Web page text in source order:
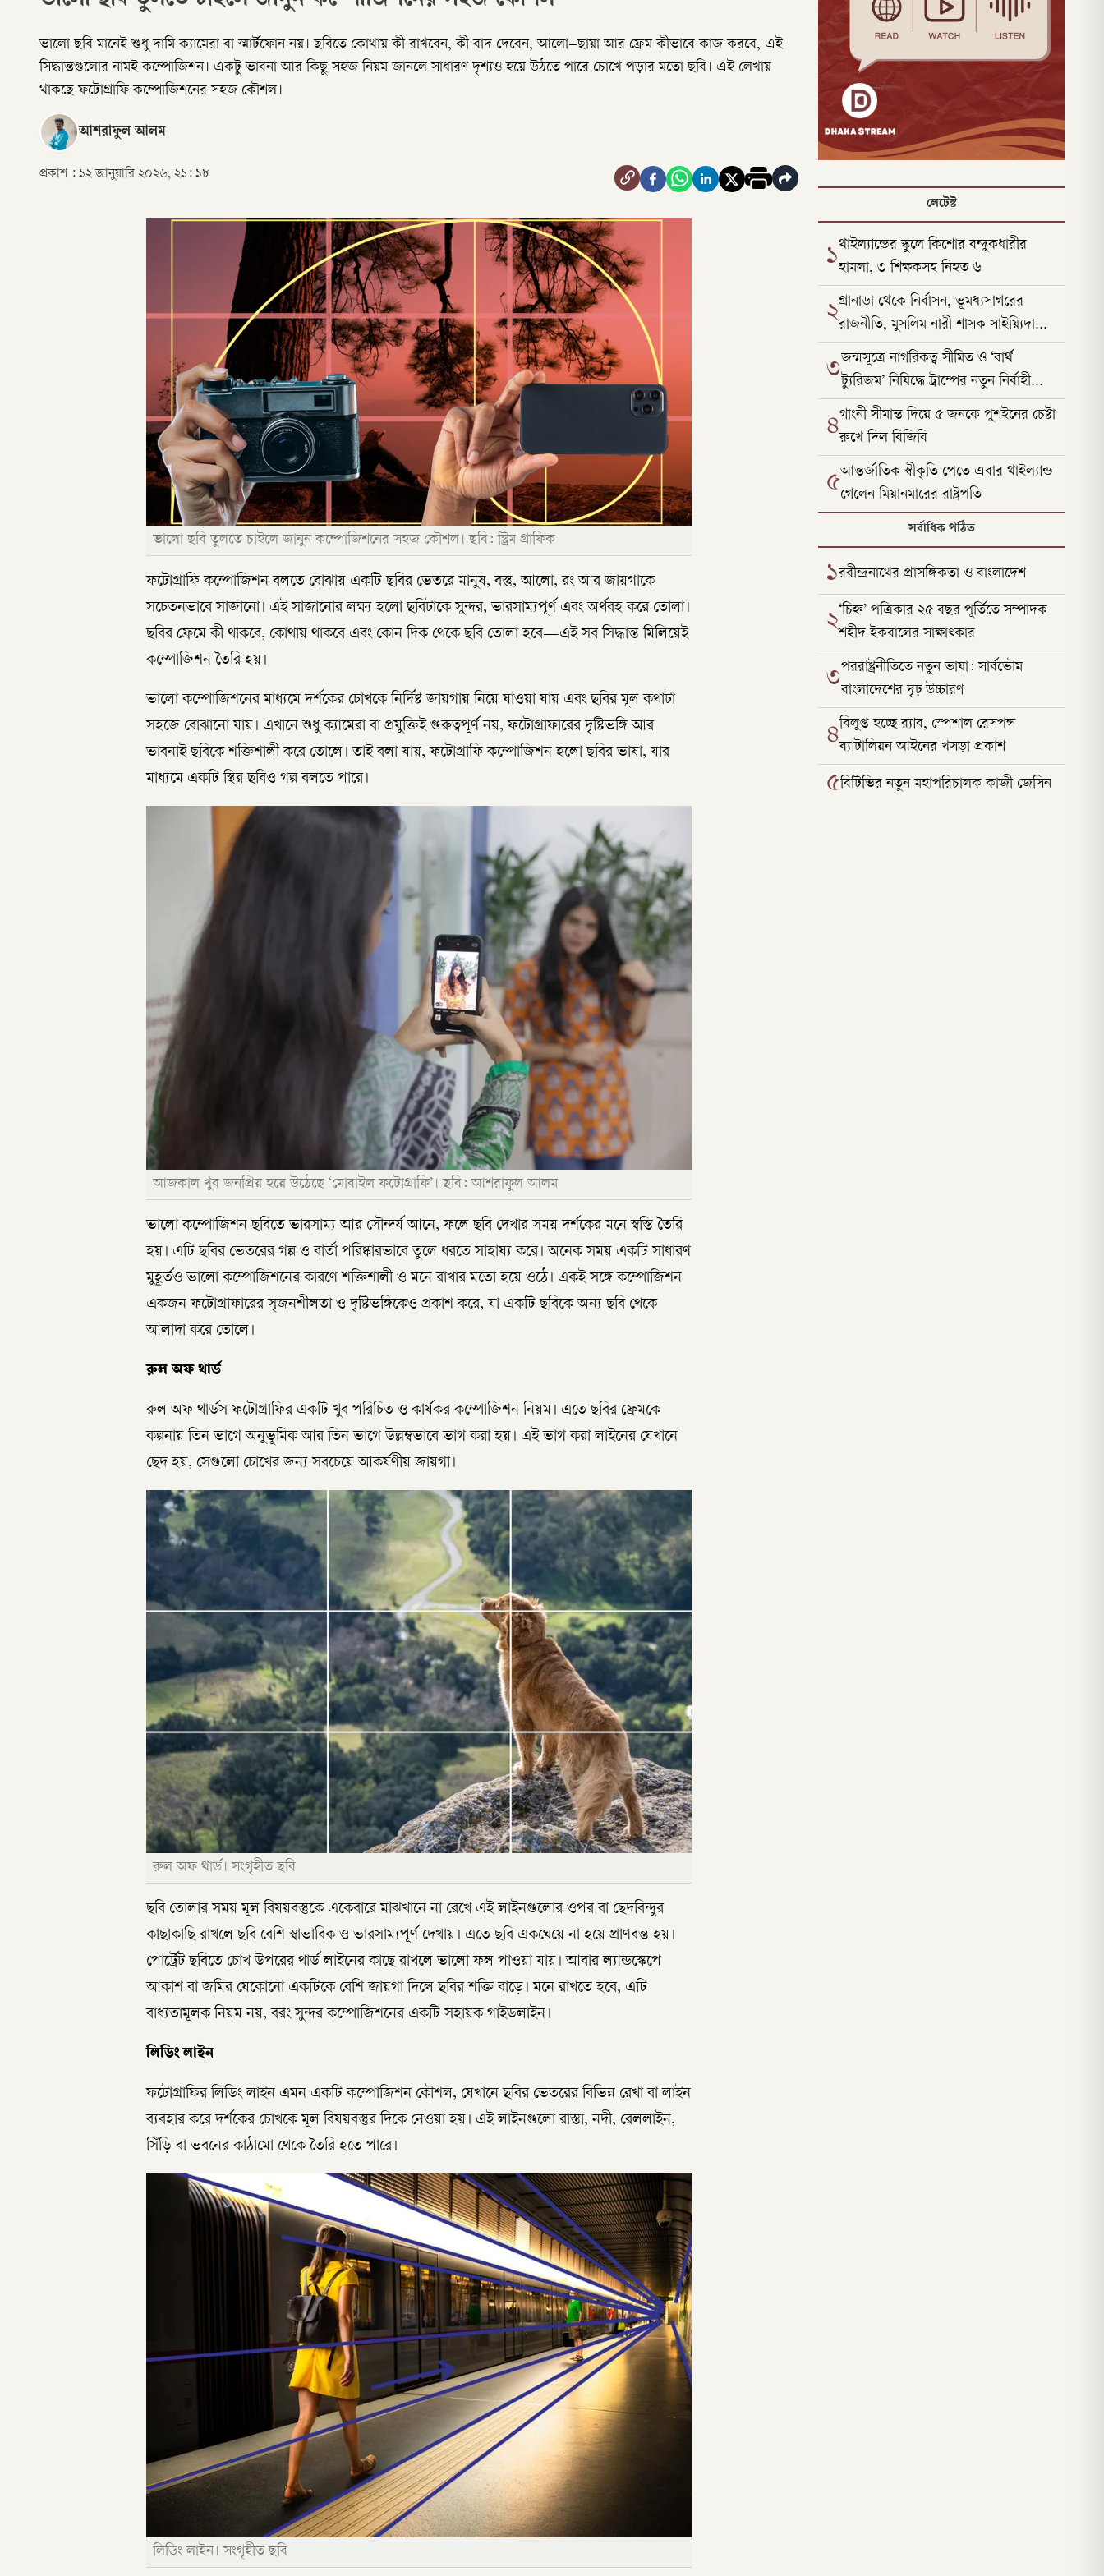
ভালো ছবি মানেই শুধু দামি ক্যামেরা বা স্মার্টফোন নয়। ছবিতে কোথায় কী রাখবেন, কী বাদ দেবেন, আলো–ছায়া আর ফ্রেম কীভাবে কাজ করবে, এই
সিদ্ধান্তগুলোর নামই কম্পোজিশন। একটু ভাবনা আর কিছু সহজ নিয়ম জানলে সাধারণ দৃশ্যও হয়ে উঠতে পারে চোখে পড়ার মতো ছবি। এই লেখায়
থাকছে ফটোগ্রাফি কম্পোজিশনের সহজ কৌশল।
আশরাফুল আলম
প্রকাশ : ১২ জানুয়ারি ২০২৬, ২১: ১৮
ভালো ছবি তুলতে চাইলে জানুন কম্পোজিশনের সহজ কৌশল। ছবি: স্ট্রিম গ্রাফিক
ফটোগ্রাফি কম্পোজিশন বলতে বোঝায় একটি ছবির ভেতরে মানুষ, বস্তু, আলো, রং আর জায়গাকে
সচেতনভাবে সাজানো। এই সাজানোর লক্ষ্য হলো ছবিটাকে সুন্দর, ভারসাম্যপূর্ণ এবং অর্থবহ করে তোলা।
ছবির ফ্রেমে কী থাকবে, কোথায় থাকবে এবং কোন দিক থেকে ছবি তোলা হবে—এই সব সিদ্ধান্ত মিলিয়েই
কম্পোজিশন তৈরি হয়।
ভালো কম্পোজিশনের মাধ্যমে দর্শকের চোখকে নির্দিষ্ট জায়গায় নিয়ে যাওয়া যায় এবং ছবির মূল কথাটা
সহজে বোঝানো যায়। এখানে শুধু ক্যামেরা বা প্রযুক্তিই গুরুত্বপূর্ণ নয়, ফটোগ্রাফারের দৃষ্টিভঙ্গি আর
ভাবনাই ছবিকে শক্তিশালী করে তোলে। তাই বলা যায়, ফটোগ্রাফি কম্পোজিশন হলো ছবির ভাষা, যার
মাধ্যমে একটি স্থির ছবিও গল্প বলতে পারে।
আজকাল খুব জনপ্রিয় হয়ে উঠেছে ‘মোবাইল ফটোগ্রাফি’। ছবি: আশরাফুল আলম
ভালো কম্পোজিশন ছবিতে ভারসাম্য আর সৌন্দর্য আনে, ফলে ছবি দেখার সময় দর্শকের মনে স্বস্তি তৈরি
হয়। এটি ছবির ভেতরের গল্প ও বার্তা পরিষ্কারভাবে তুলে ধরতে সাহায্য করে। অনেক সময় একটি সাধারণ
মুহূর্তও ভালো কম্পোজিশনের কারণে শক্তিশালী ও মনে রাখার মতো হয়ে ওঠে। একই সঙ্গে কম্পোজিশন
একজন ফটোগ্রাফারের সৃজনশীলতা ও দৃষ্টিভঙ্গিকেও প্রকাশ করে, যা একটি ছবিকে অন্য ছবি থেকে
আলাদা করে তোলে।
রুল অফ থার্ড
রুল অফ থার্ডস ফটোগ্রাফির একটি খুব পরিচিত ও কার্যকর কম্পোজিশন নিয়ম। এতে ছবির ফ্রেমকে
কল্পনায় তিন ভাগে অনুভূমিক আর তিন ভাগে উল্লম্বভাবে ভাগ করা হয়। এই ভাগ করা লাইনের যেখানে
ছেদ হয়, সেগুলো চোখের জন্য সবচেয়ে আকর্ষণীয় জায়গা।
রুল অফ থার্ড। সংগৃহীত ছবি
ছবি তোলার সময় মূল বিষয়বস্তুকে একেবারে মাঝখানে না রেখে এই লাইনগুলোর ওপর বা ছেদবিন্দুর
কাছাকাছি রাখলে ছবি বেশি স্বাভাবিক ও ভারসাম্যপূর্ণ দেখায়। এতে ছবি একঘেয়ে না হয়ে প্রাণবন্ত হয়।
পোর্ট্রেট ছবিতে চোখ উপরের থার্ড লাইনের কাছে রাখলে ভালো ফল পাওয়া যায়। আবার ল্যান্ডস্কেপে
আকাশ বা জমির যেকোনো একটিকে বেশি জায়গা দিলে ছবির শক্তি বাড়ে। মনে রাখতে হবে, এটি
বাধ্যতামূলক নিয়ম নয়, বরং সুন্দর কম্পোজিশনের একটি সহায়ক গাইডলাইন।
লিডিং লাইন
ফটোগ্রাফির লিডিং লাইন এমন একটি কম্পোজিশন কৌশল, যেখানে ছবির ভেতরের বিভিন্ন রেখা বা লাইন
ব্যবহার করে দর্শকের চোখকে মূল বিষয়বস্তুর দিকে নেওয়া হয়। এই লাইনগুলো রাস্তা, নদী, রেললাইন,
সিঁড়ি বা ভবনের কাঠামো থেকে তৈরি হতে পারে।
লিডিং লাইন। সংগৃহীত ছবি
লেটেস্ট
১থাইল্যান্ডের স্কুলে কিশোর বন্দুকধারীর
হামলা, ৩ শিক্ষকসহ নিহত ৬
২গ্রানাডা থেকে নির্বাসন, ভূমধ্যসাগরের
রাজনীতি, মুসলিম নারী শাসক সাইয়্যিদা
আল-হুররার উত্থান
৩জন্মসূত্রে নাগরিকত্ব সীমিত ও ‘বার্থ
ট্যুরিজম’ নিষিদ্ধে ট্রাম্পের নতুন নির্বাহী
আদেশ
৪গাংনী সীমান্ত দিয়ে ৫ জনকে পুশইনের চেষ্টা
রুখে দিল বিজিবি
৫আন্তর্জাতিক স্বীকৃতি পেতে এবার থাইল্যান্ড
গেলেন মিয়ানমারের রাষ্ট্রপতি
সর্বাধিক পঠিত
১রবীন্দ্রনাথের প্রাসঙ্গিকতা ও বাংলাদেশ
২‘চিহ্ন’ পত্রিকার ২৫ বছর পূর্তিতে সম্পাদক
শহীদ ইকবালের সাক্ষাৎকার
৩পররাষ্ট্রনীতিতে নতুন ভাষা: সার্বভৌম
বাংলাদেশের দৃঢ় উচ্চারণ
৪বিলুপ্ত হচ্ছে র‍্যাব, স্পেশাল রেসপন্স
ব্যাটালিয়ন আইনের খসড়া প্রকাশ
৫বিটিভির নতুন মহাপরিচালক কাজী জেসিন